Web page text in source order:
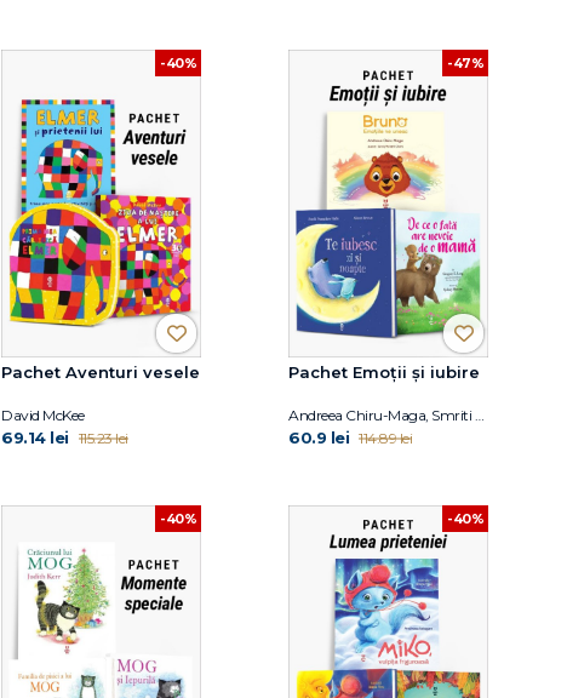
-40%
Pachet Aventuri vesele
David McKee
69.14 lei 115.23 lei
-47%
Pachet Emoții și iubire
60.9 lei 114.89 lei
-40% -40%